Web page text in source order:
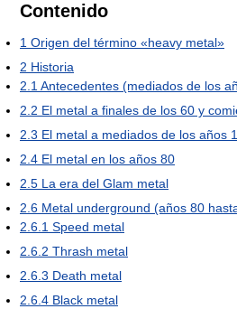
Contenido
1 Origen del término «heavy metal»
2 Historia
2.1Antecedentes (mediados de los
2.2 El metal a finales de los 60 y
2.3 El metal a mediados de los años
2.4 El metal en los años 80
2.5 La era del Glam metal
2.6 Metal underground (años 80
2.6.1 Speed metal
2.6.2 Thrash metal
2.6.3 Death metal
2.6.4 Black metal